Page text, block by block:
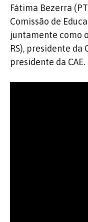
Fátima Bezerra
Comissão de
juntamente como
RS), presidente da
presidente da CAE.